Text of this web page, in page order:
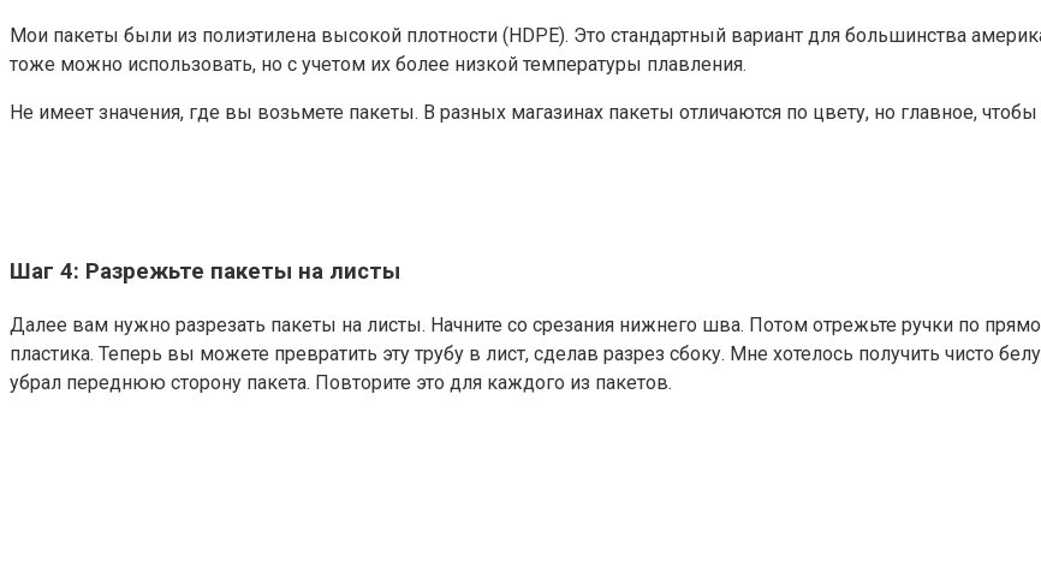
Мои пакеты были из полиэтилена высокой плотности (HDPE). Это стандартный вариант для большинства
тоже можно использовать, но с учетом их более низкой температуры плавления.
Не имеет значения, где вы возьмете пакеты. В разных магазинах пакеты отличаются по цвету, но главное,
Шаг 4: Разрежьте пакеты на листы
Далее вам нужно разрезать пакеты на листы. Начните со срезания нижнего шва. Потом отрежьте ручки по
пластика. Теперь вы можете превратить эту трубу в лист, сделав разрез сбоку. Мне хотелось получить чисто
убрал переднюю сторону пакета. Повторите это для каждого из пакетов.